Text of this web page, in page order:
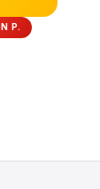
P.